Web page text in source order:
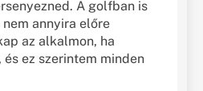
A golfban is
annyira előre
az alkalmon, ha
ez szerintem minden